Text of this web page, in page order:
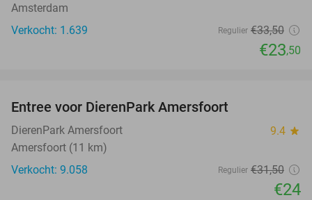
Amsterdam
Verkocht: 1.639
Regulier €33,50
€23,50
Entree voor DierenPark Amersfoort
DierenPark Amersfoort 9.4 star
Amersfoort (11 km)
Verkocht: 9.058
Regulier €31,50
€24